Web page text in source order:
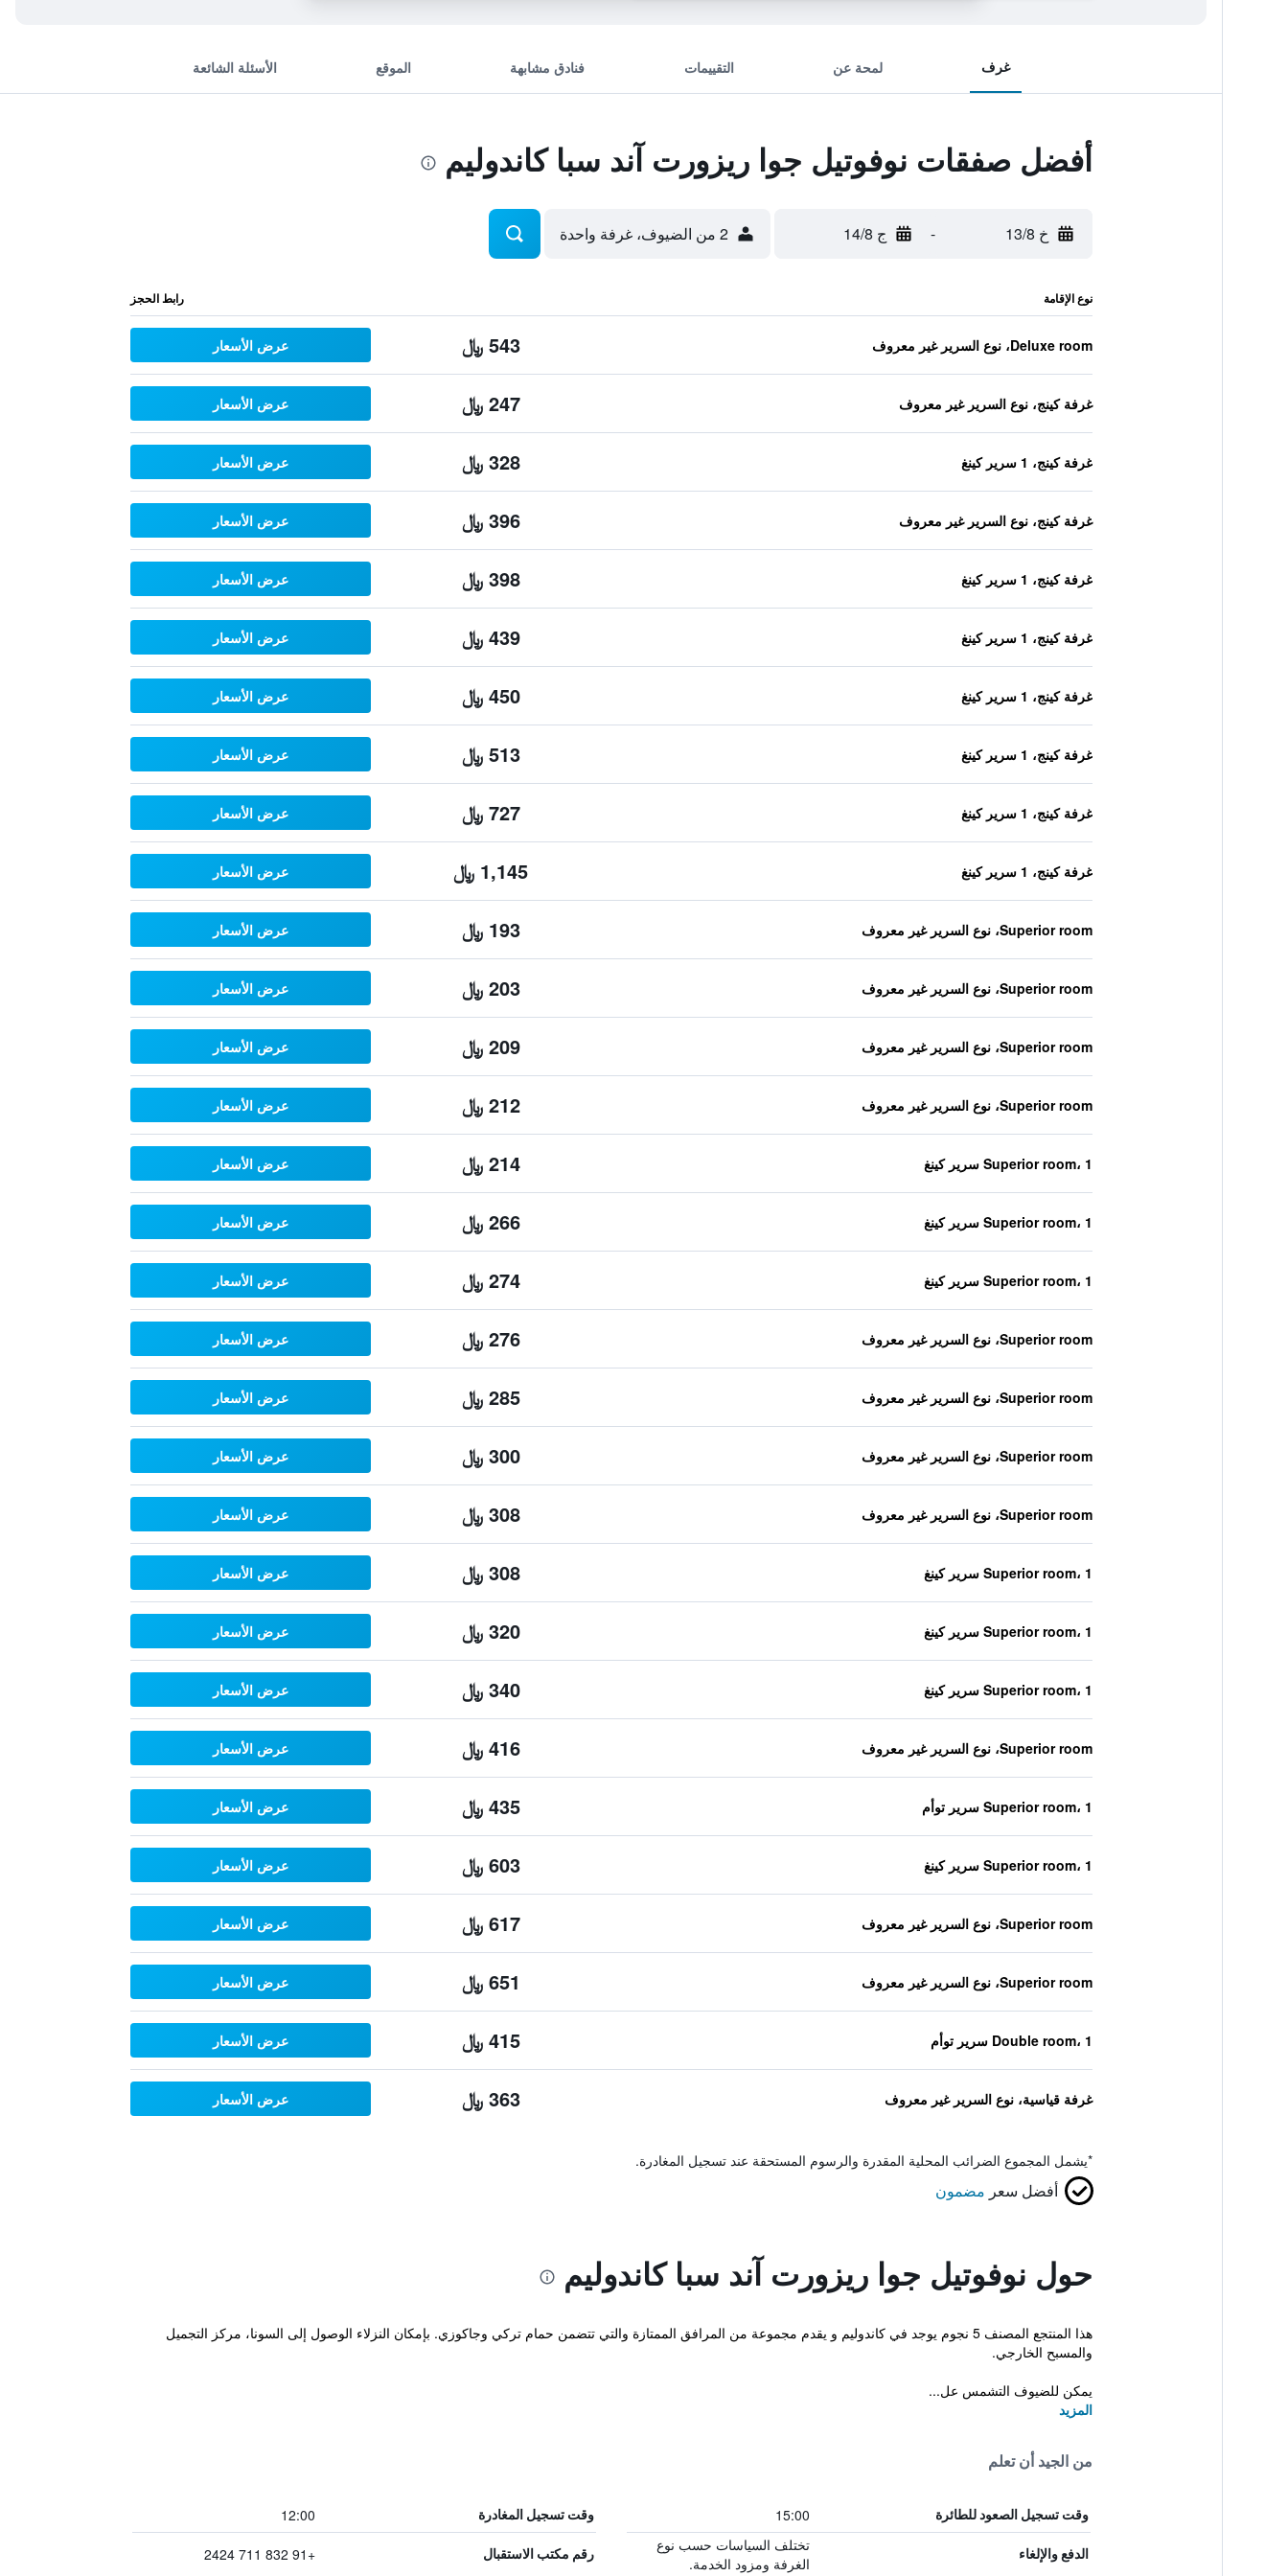
غرف لمحة عن التقييمات فنادق مشابهة الموقع الأسئلة الشائعة
أفضل صفقات نوفوتيل جوا ريزورت آند سبا كاندوليم
خ 13/8 - ج 14/8 2 من الضيوف، غرفة واحدة
نوع الإقامة رابط الحجز
Deluxe room، نوع السرير غير معروف 543 ﷼ عرض الأسعار
غرفة كينج، نوع السرير غير معروف 247 ﷼ عرض الأسعار
غرفة كينج، 1 سرير كينغ 328 ﷼ عرض الأسعار
غرفة كينج، نوع السرير غير معروف 396 ﷼ عرض الأسعار
غرفة كينج، 1 سرير كينغ 398 ﷼ عرض الأسعار
غرفة كينج، 1 سرير كينغ 439 ﷼ عرض الأسعار
غرفة كينج، 1 سرير كينغ 450 ﷼ عرض الأسعار
غرفة كينج، 1 سرير كينغ 513 ﷼ عرض الأسعار
غرفة كينج، 1 سرير كينغ 727 ﷼ عرض الأسعار
غرفة كينج، 1 سرير كينغ 1,145 ﷼ عرض الأسعار
Superior room، نوع السرير غير معروف 193 ﷼ عرض الأسعار
Superior room، نوع السرير غير معروف 203 ﷼ عرض الأسعار
Superior room، نوع السرير غير معروف 209 ﷼ عرض الأسعار
Superior room، نوع السرير غير معروف 212 ﷼ عرض الأسعار
Superior room، 1 سرير كينغ 214 ﷼ عرض الأسعار
Superior room، 1 سرير كينغ 266 ﷼ عرض الأسعار
Superior room، 1 سرير كينغ 274 ﷼ عرض الأسعار
Superior room، نوع السرير غير معروف 276 ﷼ عرض الأسعار
Superior room، نوع السرير غير معروف 285 ﷼ عرض الأسعار
Superior room، نوع السرير غير معروف 300 ﷼ عرض الأسعار
Superior room، نوع السرير غير معروف 308 ﷼ عرض الأسعار
Superior room، 1 سرير كينغ 308 ﷼ عرض الأسعار
Superior room، 1 سرير كينغ 320 ﷼ عرض الأسعار
Superior room، 1 سرير كينغ 340 ﷼ عرض الأسعار
Superior room، نوع السرير غير معروف 416 ﷼ عرض الأسعار
Superior room، 1 سرير توأم 435 ﷼ عرض الأسعار
Superior room، 1 سرير كينغ 603 ﷼ عرض الأسعار
Superior room، نوع السرير غير معروف 617 ﷼ عرض الأسعار
Superior room، نوع السرير غير معروف 651 ﷼ عرض الأسعار
Double room، 1 سرير توأم 415 ﷼ عرض الأسعار
غرفة قياسية، نوع السرير غير معروف 363 ﷼ عرض الأسعار
*يشمل المجموع الضرائب المحلية المقدرة والرسوم المستحقة عند تسجيل المغادرة.
أفضل سعر مضمون
حول نوفوتيل جوا ريزورت آند سبا كاندوليم
هذا المنتجع المصنف 5 نجوم يوجد في كاندوليم و يقدم مجموعة من المرافق الممتازة والتي تتضمن حمام تركي وجاكوزي. بإمكان النزلاء الوصول إلى السونا، مركز التجميل
والمسبح الخارجي.
يمكن للضيوف التشمس عل...
المزيد
من الجيد أن تعلم
وقت تسجيل الصعود للطائرة 15:00 وقت تسجيل المغادرة 12:00
الدفع والإلغاء
تختلف السياسات حسب نوع
الغرفة ومزود الخدمة.
رقم مكتب الاستقبال +91 832 711 2424